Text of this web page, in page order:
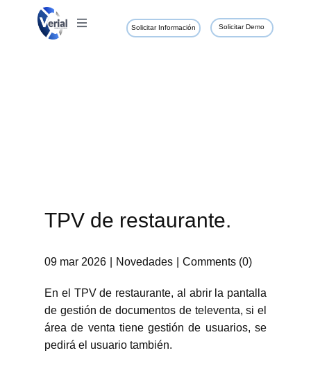
Solicitar Demo
Solicitar Información
TPV de restaurante.
09 mar 2026 Novedades Comments (0)
En el TPV de restaurante, al abrir la pantalla
de gestión de documentos de televenta, si el
área de venta tiene gestión de usuarios, se
pedirá el usuario también.